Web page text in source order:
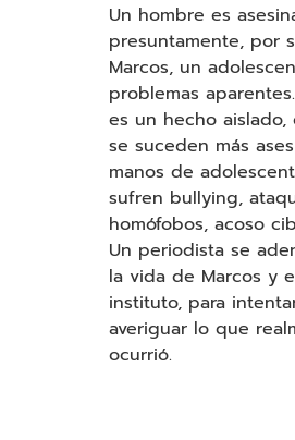
Un hombre es
presuntamente, por
Marcos, un
problemas
es un hecho aislado,
se suceden más
manos de
sufren bullying,
homófobos, acoso
Un periodista se
la vida de Marcos y
instituto, para
averiguar lo que
ocurrió.